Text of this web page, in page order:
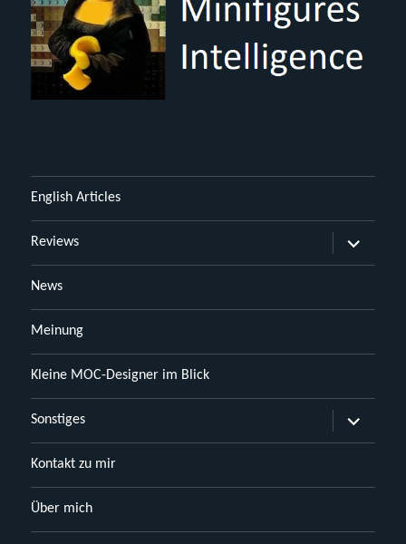
English Articles
Reviews
öffnen
News
Meinung
Kleine MOC-Designer im Blick
Sonstiges
öffnen
Kontakt zu mir
Über mich